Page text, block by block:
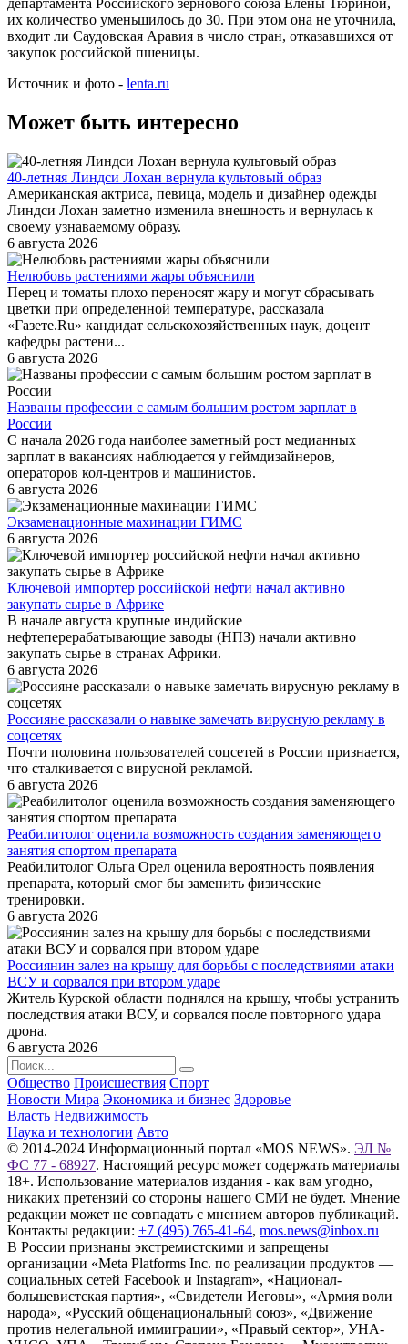
департамента Российского зернового союза Елены Тюриной,
их количество уменьшилось до 30. При этом она не уточнила,
входит ли Саудовская Аравия в число стран, отказавшихся от
закупок российской пшеницы.
Источник и фото - lenta.ru
Может быть интересно
40-летняя Линдси Лохан вернула культовый образ
Американская актриса, певица, модель и дизайнер одежды
Линдси Лохан заметно изменила внешность и вернулась к
своему узнаваемому образу.
6 августа 2026
Нелюбовь растениями жары объяснили
Перец и томаты плохо переносят жару и могут сбрасывать
цветки при определенной температуре, рассказала
«Газете.Ru» кандидат сельскохозяйственных наук, доцент
кафедры растени...
6 августа 2026
Названы профессии с самым большим ростом зарплат в
России
С начала 2026 года наиболее заметный рост медианных
зарплат в вакансиях наблюдается у геймдизайнеров,
операторов кол-центров и машинистов.
6 августа 2026
Экзаменационные махинации ГИМС
6 августа 2026
Ключевой импортер российской нефти начал активно
закупать сырье в Африке
В начале августа крупные индийские
нефтеперерабатывающие заводы (НПЗ) начали активно
закупать сырье в странах Африки.
6 августа 2026
Россияне рассказали о навыке замечать вирусную рекламу в
соцсетях
Почти половина пользователей соцсетей в России признается,
что сталкивается с вирусной рекламой.
6 августа 2026
Реабилитолог оценила возможность создания заменяющего
занятия спортом препарата
Реабилитолог Ольга Орел оценила вероятность появления
препарата, который смог бы заменить физические
тренировки.
6 августа 2026
Россиянин залез на крышу для борьбы с последствиями атаки
ВСУ и сорвался при втором ударе
Житель Курской области поднялся на крышу, чтобы устранить
последствия атаки ВСУ, и сорвался после повторного удара
дрона.
6 августа 2026
Общество Происшествия Спорт
Новости Мира Экономика и бизнес Здоровье
Власть Недвижимость
Наука и технологии Авто
© 2014-2024 Информационный портал «MOS NEWS». ЭЛ №
ФС 77 - 68927. Настоящий ресурс может содержать материалы
18+. Использование материалов издания - как вам угодно,
никаких претензий со стороны нашего СМИ не будет. Мнение
редакции может не совпадать с мнением авторов публикаций.
Контакты редакции: +7 (495) 765-41-64, mos.news@inbox.ru
В России признаны экстремистскими и запрещены
организации «Meta Platforms Inc. по реализации продуктов —
социальных сетей Facebook и Instagram», «Национал-
большевистская партия», «Свидетели Иеговы», «Армия воли
народа», «Русский общенациональный союз», «Движение
против нелегальной иммиграции», «Правый сектор», УНА-